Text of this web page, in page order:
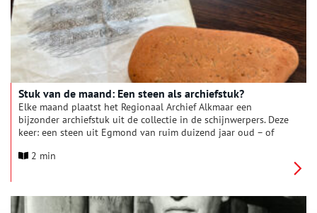
Stuk van de maand: Een steen als archiefstuk?
Elke maand plaatst het Regionaal Archief Alkmaar een
bijzonder archiefstuk uit de collectie in de schijnwerpers. Deze
keer: een steen uit Egmond van ruim duizend jaar oud – of
tegenwoordig ook digitale documenten. Maar tussen de oude
heilige Adelbert, aan wie de Abdij van Egmond is gewijd, en
het jaartal 924. Is de steen echt meer dan duizend jaar oud?
2 min